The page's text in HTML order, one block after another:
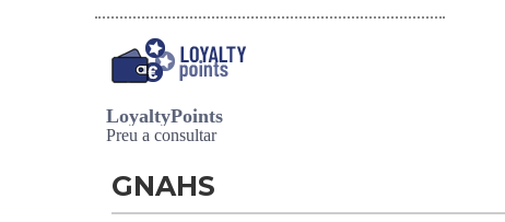
LoyaltyPoints
Preu a consultar
GNAHS